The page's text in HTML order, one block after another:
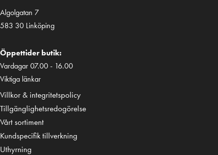
Algolgatan 7
583 30 Linköping
Öppettider butik:
Vardagar 07.00 - 16.00
Viktiga länkar
Villkor & integritetspolicy
Tillgänglighetsredogörelse
Vårt sortiment
Kundspecifik tillverkning
Uthyrning